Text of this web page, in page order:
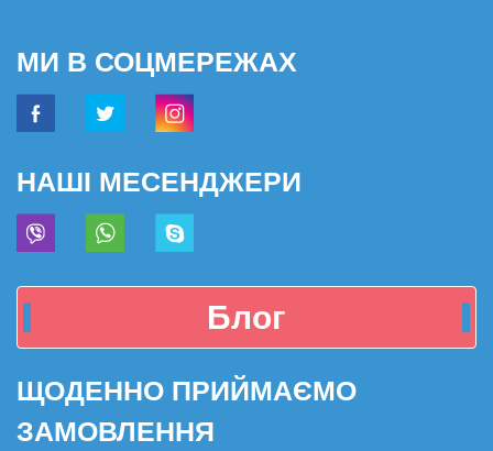
МИ В СОЦМЕРЕЖАХ
НАШІ МЕСЕНДЖЕРИ
Блог
ЩОДЕННО ПРИЙМАЄМО
ЗАМОВЛЕННЯ